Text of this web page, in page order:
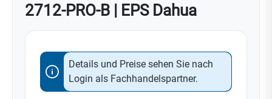
2712-PRO-B | EPS Dahua
Details und Preise sehen Sie nach
Login als Fachhandelspartner.